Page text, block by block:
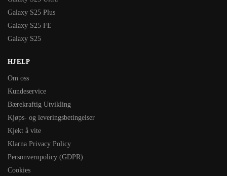
Galaxy S25 Plus
Galaxy S25 FE
Galaxy S25
HJELP
Om oss
Kundeservice
Bærekraftig Utvikling
Kjøps- og leveringsbetingelser
Kjekt å vite
Klarna Privacy Policy
Personvernpolicy (GDPR)
Cookies